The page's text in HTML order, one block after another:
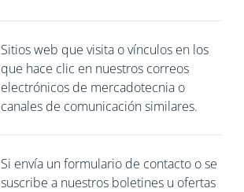
Sitios web que visita o vínculos en los
que hace clic en nuestros correos
electrónicos de mercadotecnia o
canales de comunicación similares.
Si envía un formulario de contacto o se
suscribe a nuestros boletines u ofertas